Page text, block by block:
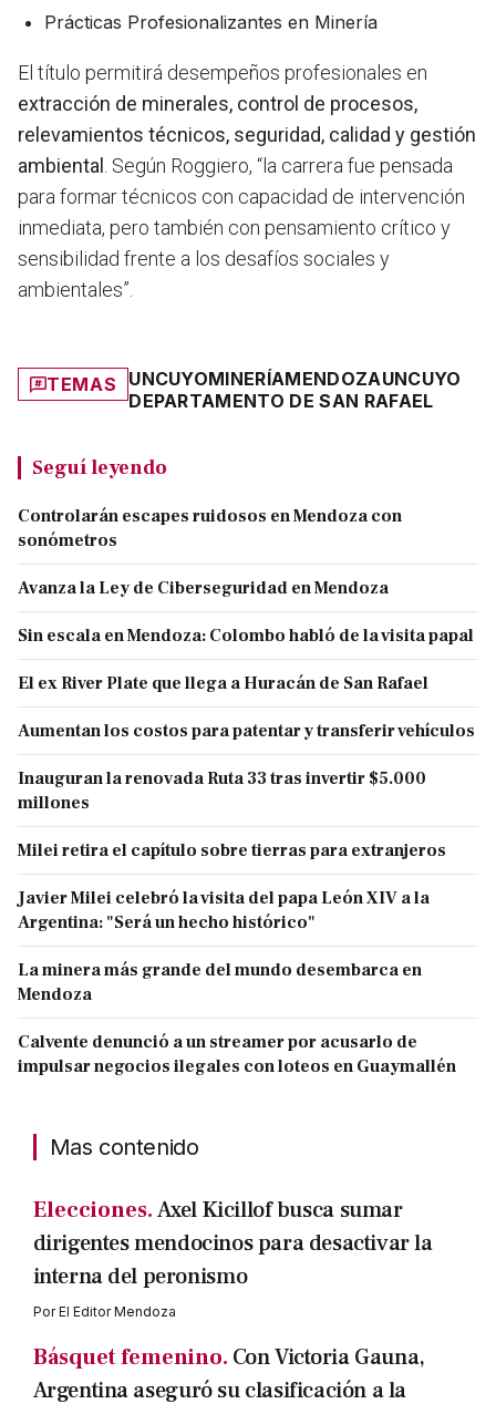
Prácticas Profesionalizantes en Minería
El título permitirá desempeños profesionales en
extracción de minerales, control de procesos,
relevamientos técnicos, seguridad, calidad y gestión
ambiental
. Según Roggiero, “la carrera fue pensada
para formar técnicos con capacidad de intervención
inmediata, pero también con pensamiento crítico y
sensibilidad frente a los desafíos sociales y
ambientales”.
TEMAS UNCUYOMINERÍAMENDOZAUNCUYO
DEPARTAMENTO DE SAN RAFAEL
Seguí leyendo
Controlarán escapes ruidosos en Mendoza con
sonómetros
Avanza la Ley de Ciberseguridad en Mendoza
Sin escala en Mendoza: Colombo habló de la visita papal
El ex River Plate que llega a Huracán de San Rafael
Aumentan los costos para patentar y transferir vehículos
Inauguran la renovada Ruta 33 tras invertir $5.000
millones
Milei retira el capítulo sobre tierras para extranjeros
Javier Milei celebró la visita del papa León XIV a la
Argentina: "Será un hecho histórico"
La minera más grande del mundo desembarca en
Mendoza
Calvente denunció a un streamer por acusarlo de
impulsar negocios ilegales con loteos en Guaymallén
Mas contenido
Elecciones.Axel Kicillof busca sumar
dirigentes mendocinos para desactivar la
interna del peronismo
PorEl Editor Mendoza
Básquet femenino. Con Victoria Gauna,
Argentina aseguró su clasificación a la